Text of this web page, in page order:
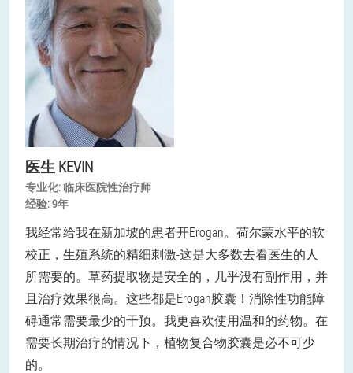
医生 KEVIN
专业化:临床医院性治疗师
经验:9年
我经常给我在新加坡的患者开Erogan。荷尔蒙水平的软
校正，生殖系统的精细刺激-这是大多数去看医生的人
所需要的。草药提取物是安全的，几乎没有副作用，并
且治疗效果很高。这些都是Erogan胶囊！消除性功能障
碍通常需要最少的干预。我更喜欢使用温和的药物。在
需要长期治疗的情况下，植物复合物胶囊是必不可少
的。